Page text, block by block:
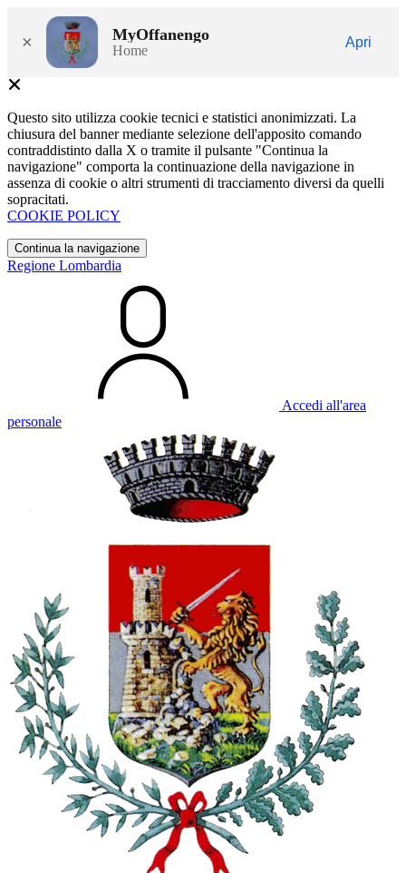
× MyOffanengo
Home
Apri
Questo sito utilizza cookie tecnici e statistici anonimizzati. La
chiusura del banner mediante selezione dell'apposito comando
contraddistinto dalla X o tramite il pulsante "Continua la
navigazione" comporta la continuazione della navigazione in
assenza di cookie o altri strumenti di tracciamento diversi da quelli
sopracitati.
COOKIE POLICY
Continua la navigazione
Regione Lombardia
Accedi all'area
personale